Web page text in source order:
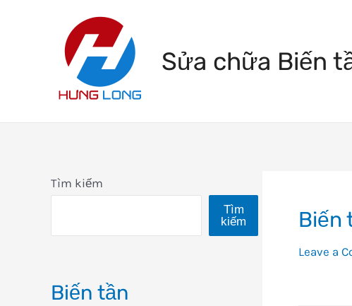
Sửa chữa Biến
Tìm kiếm
Tìm
kiếm
Biến tần
Biến
Leave a